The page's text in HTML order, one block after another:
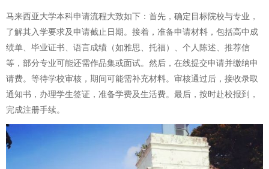
马来西亚大学本科申请流程大致如下：首先，确定目标院校与专业，
了解其入学要求及申请截止日期。接着，准备申请材料，包括高中成
绩单、毕业证书、语言成绩（如雅思、托福）、个人陈述、推荐信
等，部分专业可能还需作品集或面试。然后，在线提交申请并缴纳申
请费。等待学校审核，期间可能需补充材料。审核通过后，接收录取
通知书，办理学生签证，准备学费及生活费。最后，按时赴校报到，
完成注册手续。